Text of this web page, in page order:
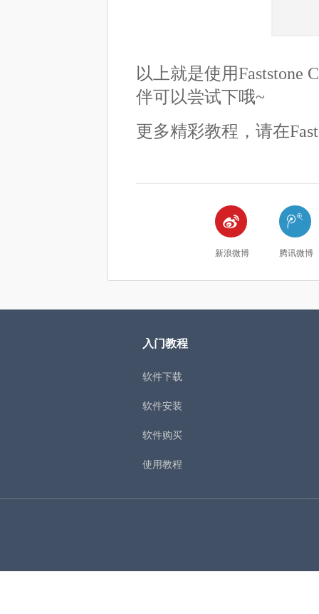
以上就是使用Faststone
伴可以尝试下哦~
更多精彩教程，请在

新浪微博

腾讯微博
入门教程
软件下载
软件安装
软件购买
使用教程